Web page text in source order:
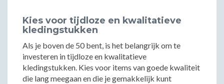
Kies voor tijdloze en kwalitatieve
kledingstukken
Als je boven de 50 bent, is het belangrijk om te
investeren in tijdloze en kwalitatieve
kledingstukken. Kies voor items van goede kwaliteit
die lang meegaan en die je gemakkelijk kunt